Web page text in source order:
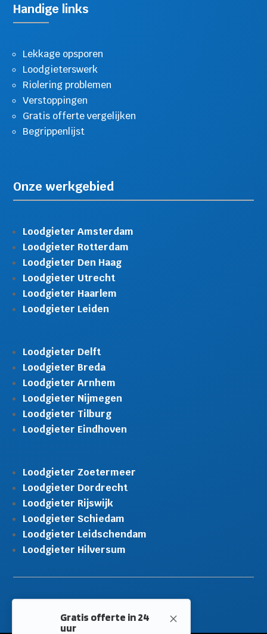
Gratis offerte in 24
uur
Landelijke dekking.
Vraag binnen 10 seconden een
10+ jaar ervaring
Spoedservice 24/7
Erkend en gecertificeerd
Handige links
Lekkage opsporen
Loodgieterswerk
Riolering problemen
Verstoppingen
Gratis offerte vergelijken
Begrippenlijst
Onze werkgebied
Loodgieter Amsterdam
Loodgieter Rotterdam
Loodgieter Den Haag
Loodgieter Utrecht
Loodgieter Haarlem
Loodgieter Leiden
Loodgieter Delft
Loodgieter Breda
Loodgieter Arnhem
Loodgieter Nijmegen
Loodgieter Tilburg
Loodgieter Eindhoven
Loodgieter Zoetermeer
Loodgieter Dordrecht
Loodgieter Rijswijk
Loodgieter Schiedam
Loodgieter Leidschendam
Loodgieter Hilversum